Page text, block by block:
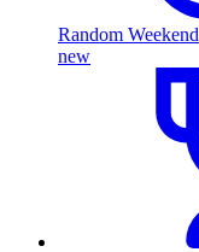
Random Weekend
new